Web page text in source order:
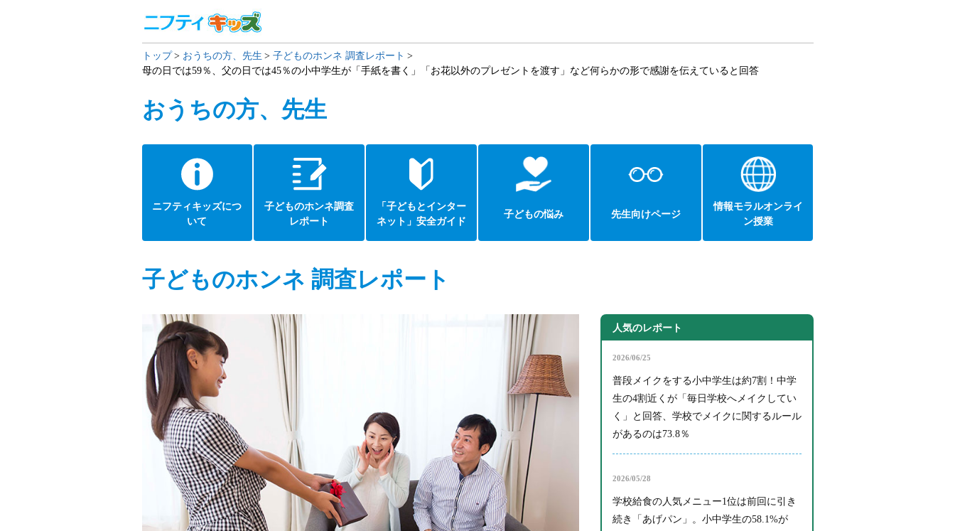
トップ おうちの方、先生
子どものホンネ 調査レポート
母の日では59％、父の日では45％の小中学生が「手紙を書く」「お花以外のプレゼントを渡す」など何らかの形で感謝を伝えていると回答
おうちの方、先生
ニフティキッズにつ
いて
子どものホンネ調査
レポート
「子どもとインター
ネット」安全ガイド
子どもの悩み 先生向けページ
情報モラルオンライ
ン授業
子どものホンネ 調査レポート
人気のレポート
2026/06/25
普段メイクをする小中学生は約7割！中学
生の4割近くが「毎日学校へメイクしてい
く」と回答、学校でメイクに関するルール
があるのは73.8％
2026/05/28
学校給食の人気メニュー1位は前回に引き
続き「あげパン」。小中学生の58.1%が